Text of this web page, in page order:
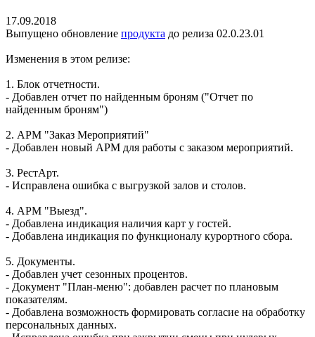
17.09.2018
Выпущено обновление продукта до релиза 02.0.23.01
Изменения в этом релизе:
1. Блок отчетности.
- Добавлен отчет по найденным броням ("Отчет по
найденным броням")
2. АРМ "Заказ Мероприятий"
- Добавлен новый АРМ для работы с заказом мероприятий.
3. РестАрт.
- Исправлена ошибка с выгрузкой залов и столов.
4. АРМ "Выезд".
- Добавлена индикация наличия карт у гостей.
- Добавлена индикация по функционалу курортного сбора.
5. Документы.
- Добавлен учет сезонных процентов.
- Документ "План-меню": добавлен расчет по плановым
показателям.
- Добавлена возможность формировать согласие на обработку
персональных данных.